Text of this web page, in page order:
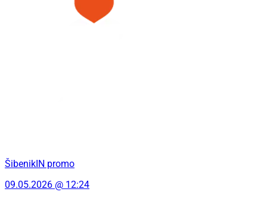
ŠibenikIN promo
09.05.2026 @ 12:24